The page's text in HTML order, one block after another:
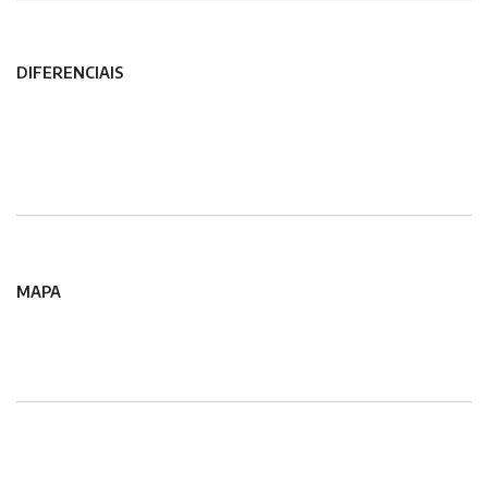
DIFERENCIAIS
MAPA